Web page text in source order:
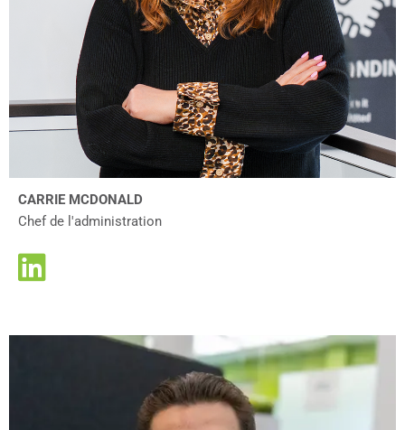
CARRIE MCDONALD
Chef de l'administration